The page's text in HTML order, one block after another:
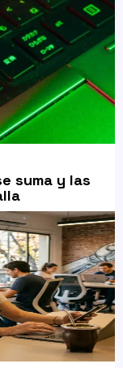
suma y las